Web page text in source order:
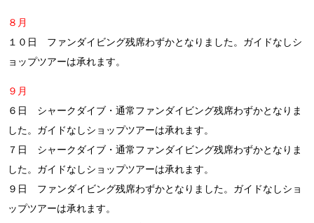
８月
１０日 ファンダイビング残席わずかとなりました。ガイドなしシ
ョップツアーは承れます。
９月
６日 シャークダイブ・通常ファンダイビング残席わずかとなりま
した。ガイドなしショップツアーは承れます。
７日 シャークダイブ・通常ファンダイビング残席わずかとなりま
した。ガイドなしショップツアーは承れます。
９日 ファンダイビング残席わずかとなりました。ガイドなしショ
ップツアーは承れます。